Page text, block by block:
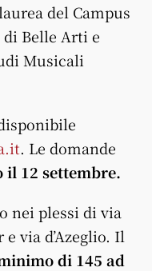
del Campus
di Belle Arti e
Musicali
. Le domande
il 12 settembre.
nei plessi di via
via d’Azeglio. Il
di 145 ad